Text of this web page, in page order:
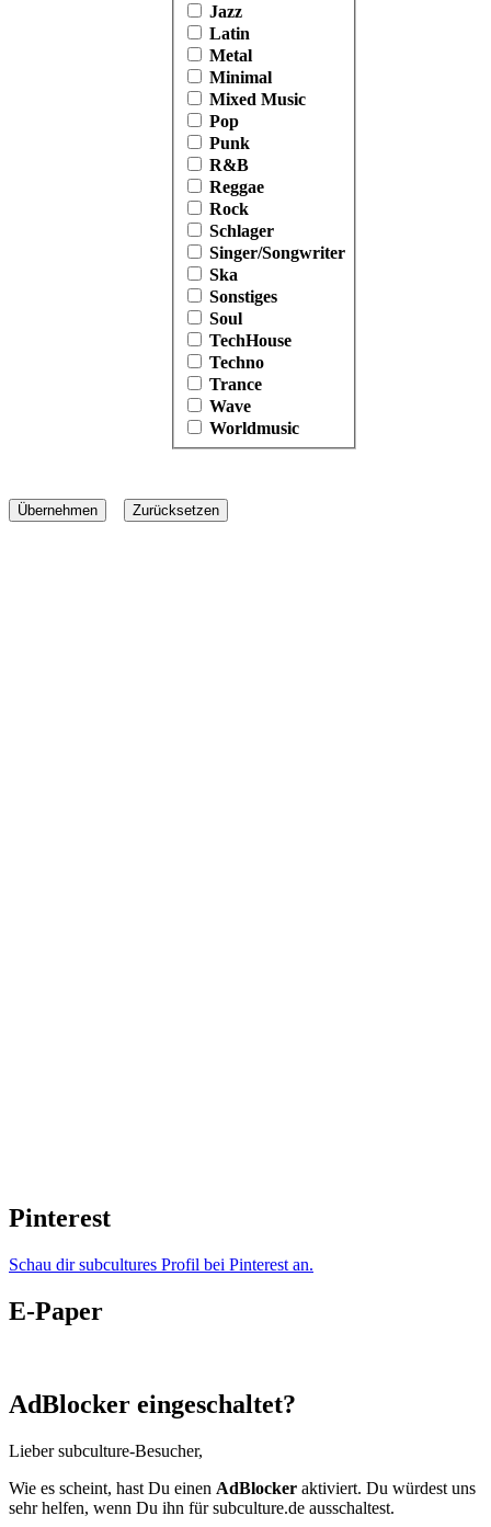
Jazz
Latin
Metal
Minimal
Mixed Music
Pop
Punk
R&B
Reggae
Rock
Schlager
Singer/Songwriter
Ska
Sonstiges
Soul
TechHouse
Techno
Trance
Wave
Worldmusic
Pinterest
Schau dir subcultures Profil bei Pinterest an.
E-Paper
AdBlocker eingeschaltet?
Lieber subculture-Besucher,
Wie es scheint, hast Du einen AdBlocker aktiviert. Du würdest uns
sehr helfen, wenn Du ihn für subculture.de ausschaltest.